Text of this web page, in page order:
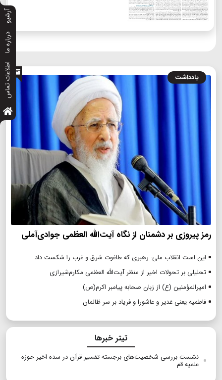
آرشیو
درباره ما
اطلاعات تماس یادداشت
رمز پیروزی بر دشمنان از نگاه آیت‌الله العظمی جوادی‌آملی
این است انقلاب ملی: رهبری که طاغوت شرق و غرب را شکست داد
تحلیلی بر تحولات اخیر از منظر آیت‌الله العظمی مکارم‌شیرازی
امیرالمؤمنین (ع) از زبان صحابه پیامبر اکرم(ص)
فاطمیه یعنی غدیر و عاشورا و فریاد بر سر ظالمان
تیتر خبرها
نشست بررسی شخصیت‌های برجسته تفسیر قرآن در سده اخیر حوزه
علمیه قم